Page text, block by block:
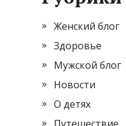
Женский блог
Здоровье
Мужской блог
Новости
О детях
Путешествие